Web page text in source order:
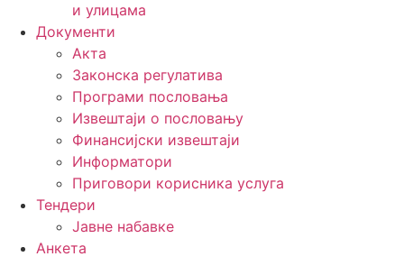
и улицама
Документи
Акта
Законска регулатива
Програми пословања
Извештаји о пословању
Финансијски извештаји
Информатори
Приговори корисника услуга
Тендери
Јавне набавке
Анкета